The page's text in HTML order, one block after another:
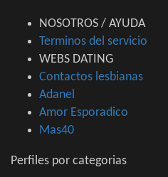
NOSOTROS / AYUDA
Terminos del servicio
WEBS DATING
Contactos lesbianas
Adanel
Amor Esporadico
Mas40
Perfiles por categorias